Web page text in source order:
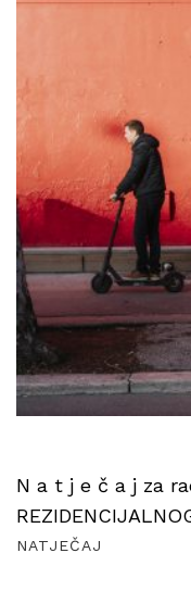
N a t j e č a j za
NATJEČAJ